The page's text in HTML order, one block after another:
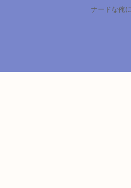
ナードな俺